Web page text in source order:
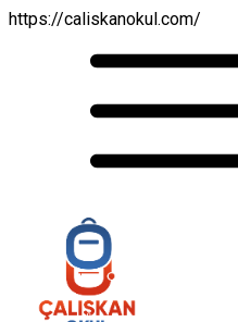
https://caliskanokul.com/